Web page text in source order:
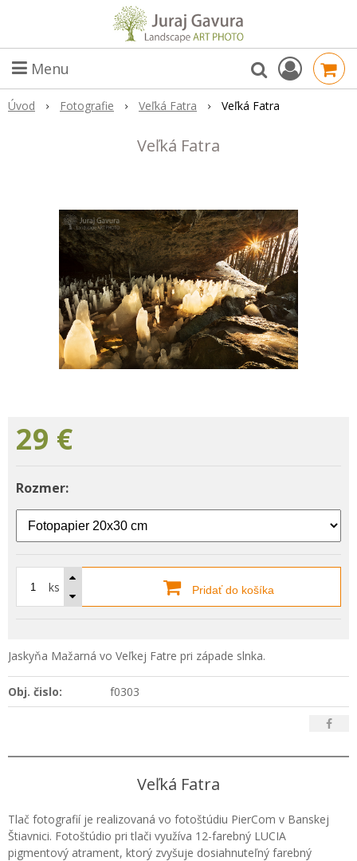
Menu
Úvod Fotografie Veľká Fatra Veľká Fatra
Veľká Fatra
29 €
Rozmer:
ks Pridať do košíka
Jaskyňa Mažarná vo Veľkej Fatre pri západe slnka.
Obj. čislo: f0303
Veľká Fatra
Tlač fotografií je realizovaná vo fotoštúdiu PierCom v Banskej
Štiavnici. Fotoštúdio pri tlači využíva 12-farebný LUCIA
pigmentový atrament, ktorý zvyšuje dosiahnuteľný farebný